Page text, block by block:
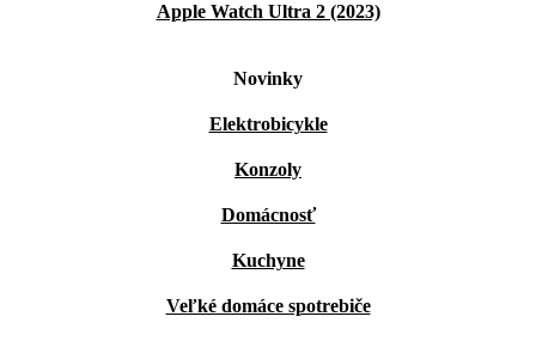
Apple Watch Ultra 2 (2023)
Novinky
Elektrobicykle
Konzoly
Domácnosť
Kuchyne
Veľké domáce spotrebiče